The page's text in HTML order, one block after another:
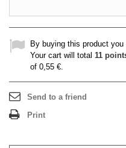
By buying this product
Your cart will total 11
of 0,55 €.
Send to a friend
Print